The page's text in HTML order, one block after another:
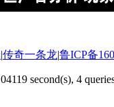
|传奇一条龙|鲁ICP备
second(s), 4